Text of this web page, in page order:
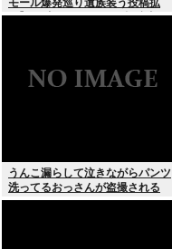
モール爆発巡り遺族装う投稿拡
散】X（旧ツイッター）投稿者
うんこ漏らして泣きながらパンツ
洗ってるおっさんが盗撮される